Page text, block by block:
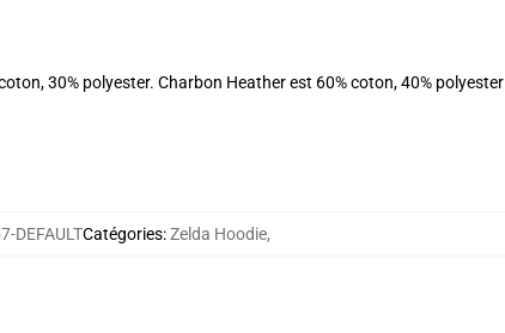
30% polyester. Charbon Heather est 60% coton, 40% polyester
DEFAULTCatégories:Zelda Hoodie,